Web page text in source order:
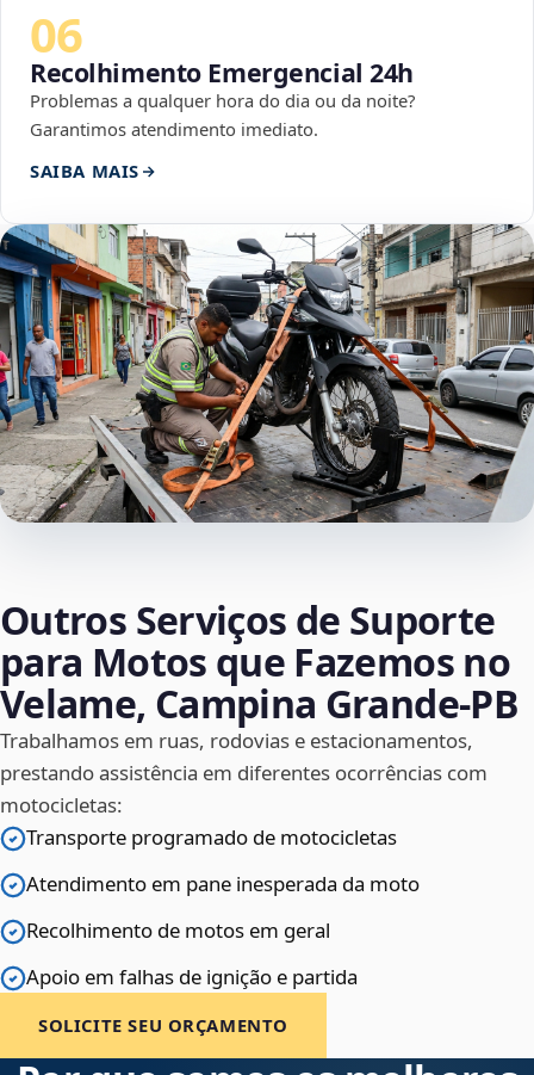
06
Recolhimento Emergencial 24h
Problemas a qualquer hora do dia ou da noite?
Garantimos atendimento imediato.
SAIBA MAIS
Outros Serviços de Suporte
para Motos que Fazemos no
Velame, Campina Grande‑PB
Trabalhamos em ruas, rodovias e estacionamentos,
prestando assistência em diferentes ocorrências com
motocicletas:
Transporte programado de motocicletas
Atendimento em pane inesperada da moto
Recolhimento de motos em geral
Apoio em falhas de ignição e partida
SOLICITE SEU ORÇAMENTO